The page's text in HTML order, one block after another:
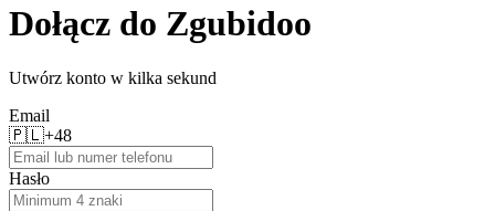
Dołącz do Zgubidoo
Utwórz konto w kilka sekund
Email
🇵🇱+48
Hasło